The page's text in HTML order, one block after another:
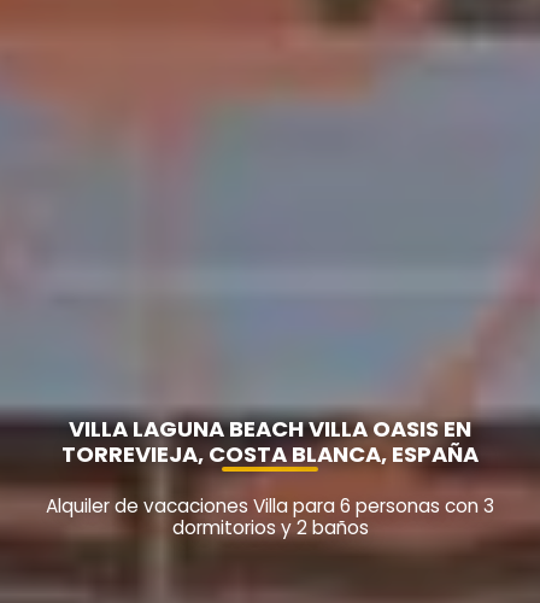
VILLA LAGUNA BEACH VILLA OASIS EN
TORREVIEJA, COSTA BLANCA, ESPAÑA
Alquiler de vacaciones Villa para 6 personas con 3
dormitorios y 2 baños